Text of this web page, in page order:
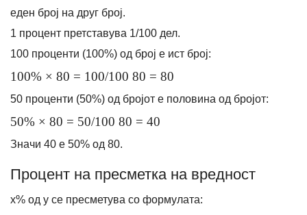
еден број на друг број.
1 процент претставува 1/100 дел.
100 проценти (100%) од број е ист број:
100% × 80 = 100/100 80 = 80
50 проценти (50%) од бројот е половина од бројот:
50% × 80 = 50/100 80 = 40
Значи 40 е 50% од 80.
Процент на пресметка на вредност
x% од y се пресметува со формулата: